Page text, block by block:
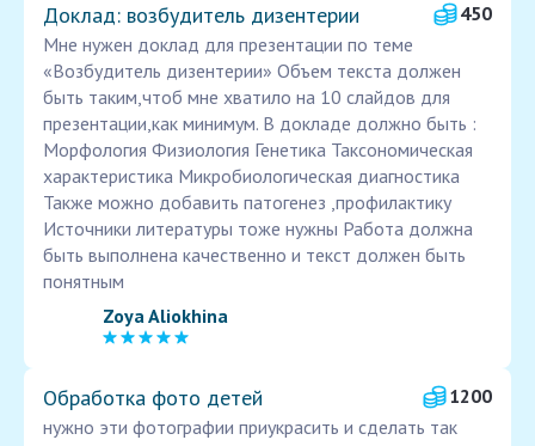
Доклад: возбудитель дизентерии
450
Мне нужен доклад для презентации по теме
«Возбудитель дизентерии» Объем текста должен
быть таким,чтоб мне хватило на 10 слайдов для
презентации,как минимум. В докладе должно быть :
Морфология Физиология Генетика Таксономическая
характеристика Микробиологическая диагностика
Также можно добавить патогенез ,профилактику
Источники литературы тоже нужны Работа должна
быть выполнена качественно и текст должен быть
понятным
Zoya Aliokhina
Обработка фото детей
1200
нужно эти фотографии приукрасить и сделать так